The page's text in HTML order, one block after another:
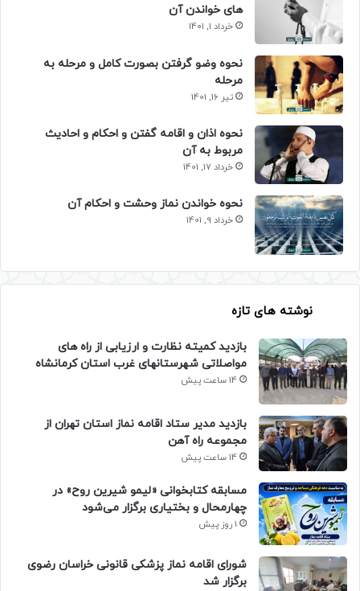
های خواندن آن
خرداد 1, 1401
نحوه وضو گرفتن بصورت کامل و مرحله به
مرحله
تیر 16, 1401
نحوه اذان و اقامه گفتن و احکام و احادیث
مربوط به آن
خرداد 17, 1401
نحوه خواندن نماز وحشت و احکام آن
خرداد 9, 1401
نوشته های تازه
بازدید کمیته نظارت و ارزیابی از راه های
مواصلاتی شهرستانهای غرب استان کرمانشاه
14 ساعت پیش
بازدید مدیر ستاد اقامه نماز استان تهران از
مجموعه راه آهن
14 ساعت پیش
مسابقه کتابخوانی «لیمو شیرین روح» در
چهارمحال و بختیاری برگزار می‌شود
1 روز پیش
شورای اقامه نماز پزشکی قانونی خراسان رضوی
برگزار شد